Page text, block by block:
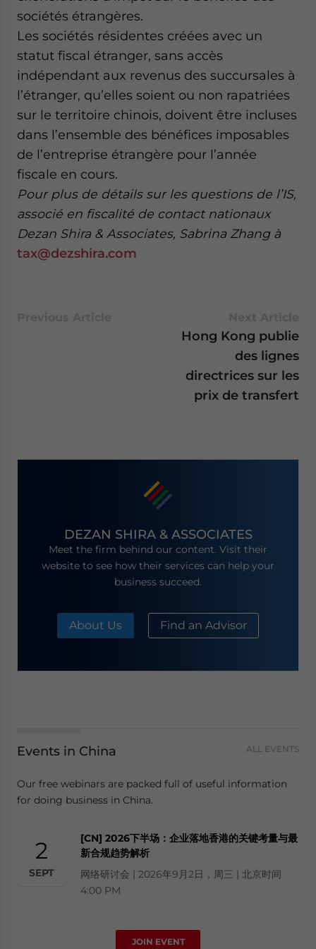
sociétés étrangères.
Les sociétés résidentes créées avec un
statut fiscal étranger, sans accès
indépendant aux revenus des succursales à
l’étranger, qu’elles soient ou non rapatriées
sur le territoire chinois, doivent être incluses
dans l’ensemble des bénéfices imposables
de l’entreprise étrangère pour l’année
fiscale en cours.
Pour plus de détails sur les questions de l’IS,
associé en fiscalité de contact nationaux
Dezan Shira & Associates, Sabrina Zhang à
tax@dezshira.com
Hong Kong publie
des lignes
directrices sur les
prix de transfert
DEZAN SHIRA & ASSOCIATES
Meet the firm behind our content. Visit their
website to see how their services can help your
business succeed.
About Us Find an Advisor
Events in China ALL EVENTS
Our free webinars are packed full of useful information
for doing business in China.
2
SEPT
[CN] 2026下半场：企业落地香港的关键考量与最
新合规趋势解析
网络研讨会 | 2026年9月2日，周三 | 北京时间
4:00 PM
JOIN EVENT
- case sensitive